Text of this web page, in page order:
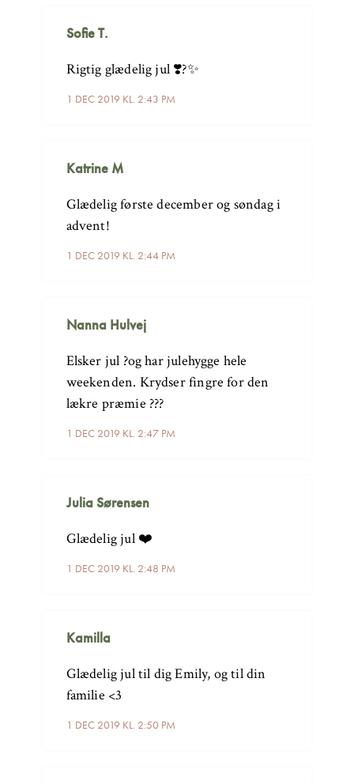
Sofie T.
1 DEC 2019 KL. 2:43 PM
Rigtig glædelig jul ❣️?✨
Katrine M
1 DEC 2019 KL. 2:44 PM
Glædelig første december og søndag i
advent!
Nanna Hulvej
1 DEC 2019 KL. 2:47 PM
Elsker jul ?og har julehygge hele
weekenden. Krydser fingre for den
lækre præmie ???
Julia Sørensen
1 DEC 2019 KL. 2:48 PM
Glædelig jul ❤️
Kamilla
1 DEC 2019 KL. 2:50 PM
Glædelig jul til dig Emily, og til din
familie <3